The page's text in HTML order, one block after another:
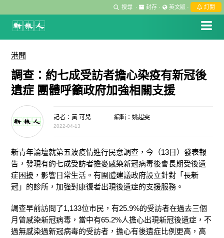
搜尋 · 封存 · 英文版 · 訂閱
港聞
調查：約七成受訪者擔心染疫有新冠後
遺症 團體呼籲政府加強相關支援
記者：黃 可兒 編輯：姚超雯
2022-04-13
新青年論壇就第五波疫情進行民意調查，今（13日）發表報
告，發現有約七成受訪者擔憂感染新冠病毒後會長期受後遺
症困擾，影響日常生活。有團體建議政府設立針對「長新
冠」的診所，加強對康復者出現後遺症的支援服務。
調查早前訪問了1,133位市民，有25.9%的受訪者在過去三個
月曾感染新冠病毒，當中有65.2%人擔心出現新冠後遺症，不
過無感染過新冠病毒的受訪者，擔心有後遺症比例更高，高